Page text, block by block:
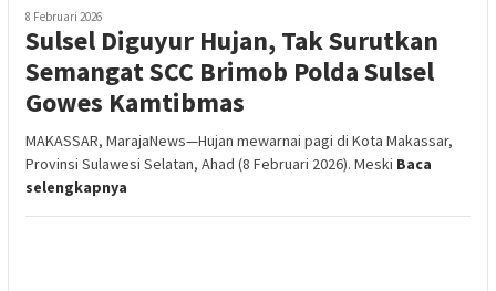
8 Februari 2026
Sulsel Diguyur Hujan, Tak Surutkan
Semangat SCC Brimob Polda Sulsel
Gowes Kamtibmas
MAKASSAR, MarajaNews—Hujan mewarnai pagi di Kota Makassar,
Provinsi Sulawesi Selatan, Ahad (8 Februari 2026). Meski Baca
selengkapnya